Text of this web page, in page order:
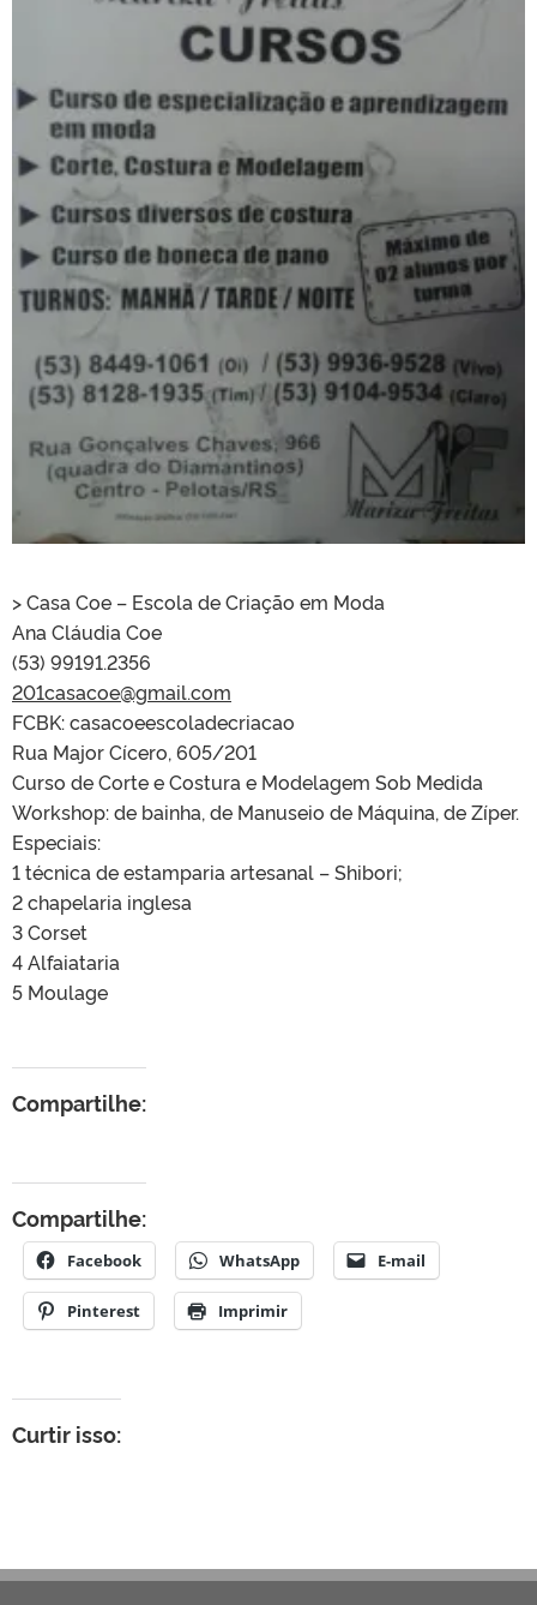
> Casa Coe – Escola de Criação em Moda
Ana Cláudia Coe
(53) 99191.2356
201casacoe@gmail.com
FCBK: casacoeescoladecriacao
Rua Major Cícero, 605/201
Curso de Corte e Costura e Modelagem Sob Medida
Workshop: de bainha, de Manuseio de Máquina, de Zíper.
Especiais:
1 técnica de estamparia artesanal – Shibori;
2 chapelaria inglesa
3 Corset
4 Alfaiataria
5 Moulage
Compartilhe:
Compartilhe:
Facebook WhatsApp E-mail
Pinterest Imprimir
Curtir isso: